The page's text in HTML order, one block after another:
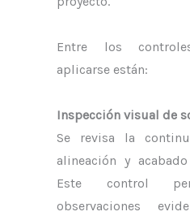
Entre los
aplicarse están:
Inspección visual de
Se revisa la
alineación y
Este control
observaciones